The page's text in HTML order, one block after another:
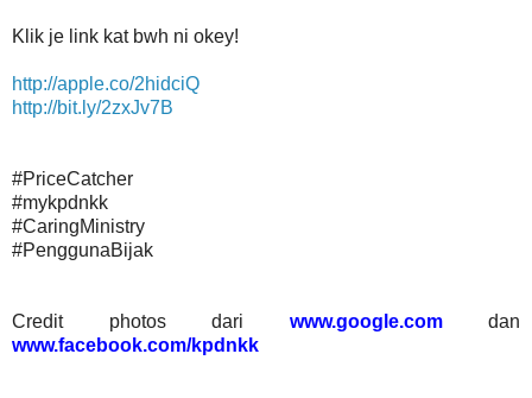
Klik je link kat bwh ni okey!
http://apple.co/2hidciQ
http://bit.ly/2zxJv7B
#PriceCatcher
#mykpdnkk
#CaringMinistry
#PenggunaBijak
Credit photos dari www.google.comdan
www.facebook.com/kpdnkk